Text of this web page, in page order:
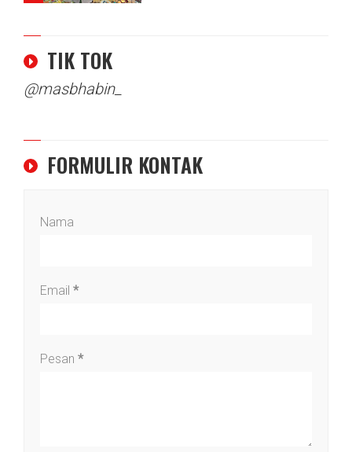
TIK TOK
@masbhabin_
FORMULIR KONTAK
Nama
Email *
Pesan *